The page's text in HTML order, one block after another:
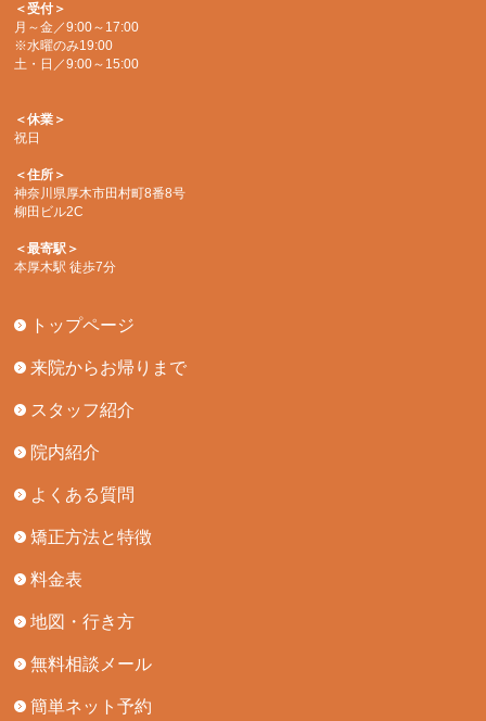
＜受付＞
月～金／9:00～17:00
※水曜のみ19:00
土・日／9:00～15:00
＜休業＞
祝日
＜住所＞
神奈川県厚木市田村町8番8号
柳田ビル2C
＜最寄駅＞
本厚木駅 徒歩7分
トップページ
来院からお帰りまで
スタッフ紹介
院内紹介
よくある質問
矯正方法と特徴
料金表
地図・行き方
無料相談メール
簡単ネット予約